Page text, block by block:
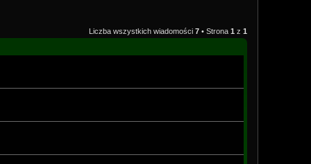
Liczba wszystkich wiadomości 7 • Strona 1 z 1